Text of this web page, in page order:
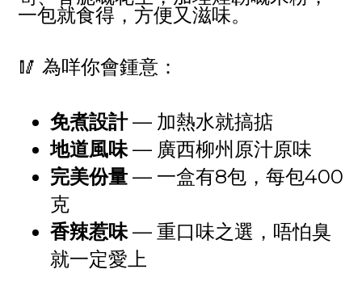
一包就食得，方便又滋味。
🥢 為咩你會鍾意：
免煮設計— 加熱水就搞掂
地道風味— 廣西柳州原汁原味
完美份量 — 一盒有8包，每包400
克
香辣惹味— 重口味之選，唔怕臭
就一定愛上